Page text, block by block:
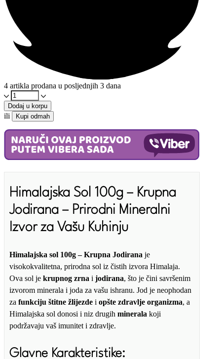
4 artikla prodana u posljednjih 3 dana
Himalajska
sol
100g
-
Krupna
Jodirana
količina
Dodaj u korpu
ili Kupi odmah
Himalajska Sol 100g – Krupna
Jodirana – Prirodni Mineralni
Izvor za Vašu Kuhinju
Himalajska sol 100g – Krupna Jodirana je
visokokvalitetna, prirodna sol iz čistih izvora Himalaja.
Ova sol je krupnog zrna i jodirana, što je čini savršenim
izvorom minerala i joda za vašu ishranu. Jod je neophodan
za funkciju štitne žlijezde i opšte zdravlje organizma, a
Himalajska sol donosi i niz drugih minerala koji
podržavaju vaš imunitet i zdravlje.
Glavne Karakteristike: